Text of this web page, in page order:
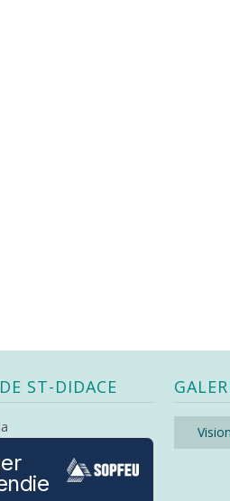
ST-DIDACE